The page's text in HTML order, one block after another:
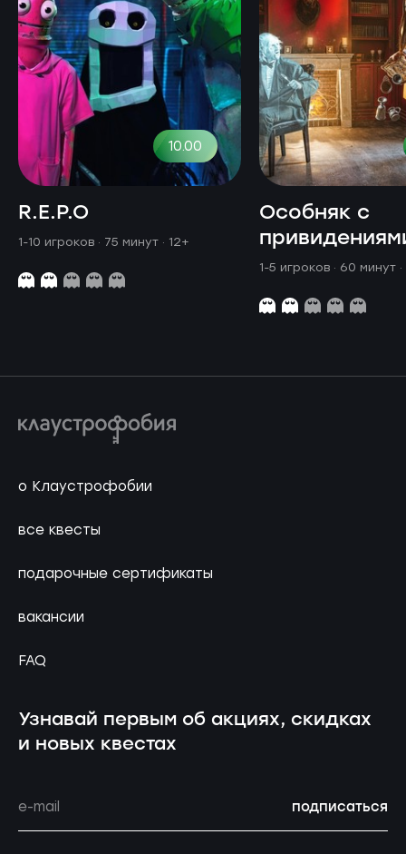
10.00
R.E.P.O
1-10 игроков · 75 минут · 12+
Особняк с
1-5 игроков · 60 минут
о Клаустрофобии
все квесты
подарочные сертификаты
вакансии
FAQ
Узнавай первым об акциях, скидках
и новых квестах
подписаться